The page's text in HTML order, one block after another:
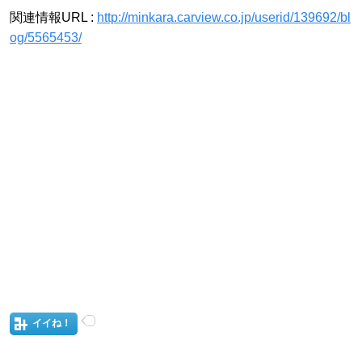
関連情報URL : http://minkara.carview.co.jp/userid/139692/bl
og/5565453/
イイね！